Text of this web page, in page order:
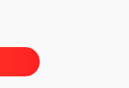
os anjos